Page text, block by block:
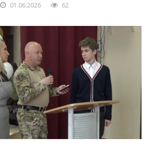
01.06.2026 62